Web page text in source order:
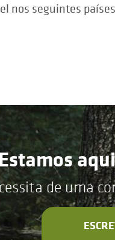
nos seguintes
de uma